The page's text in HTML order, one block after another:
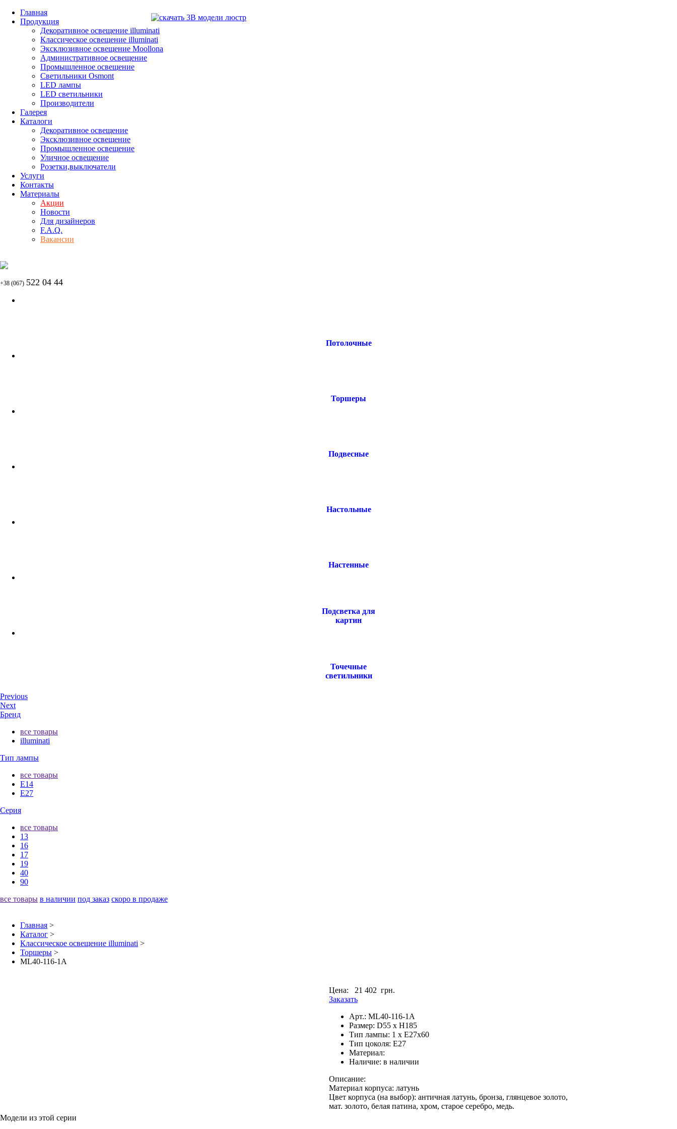
Главная
Продукция
Декоративное освещение illuminati
Классическое освещение illuminati
Эксклюзивное освещение Moollona
Административное освещение
Промышленное освещение
Светильники Osmont
LED лампы
LED светильники
Производители
Галерея
Каталоги
Декоративное освещение
Эксклюзивное освещение
Промышленное освещение
Уличное освещение
Розетки,выключатели
Услуги
Контакты
Материалы
Акции
Новости
Для дизайнеров
F.A.Q.
Вакансии
+38 (067) 522 04 44
Потолочные
Торшеры
Подвесные
Настольные
Настенные
Подсветка для
картин
Точечные
светильники
Previous
Next
Бренд
все товары
illuminati
Тип лампы
все товары
E14
E27
Серия
все товары
13
16
17
19
40
90
все товары в наличии под заказ скоро в продаже
Главная >
Каталог >
Классическое освещение illuminati >
Торшеры >
ML40-116-1A
Цена:
21 402 грн.
Заказать
Арт.: ML40-116-1A
Размер: D55 x H185
Тип лампы: 1 x E27x60
Тип цоколя: E27
Материал:
Наличие: в наличии
Описание:
Материал корпуса: латунь
Цвет корпуса (на выбор): античная латунь, бронза, глянцевое золото,
мат. золото, белая патина, хром, старое серебро, медь.
Модели из этой серии